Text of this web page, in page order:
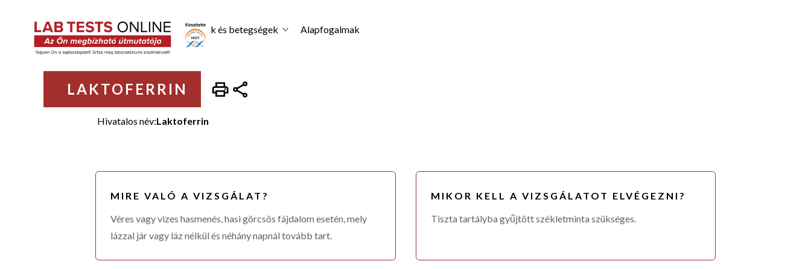
Laboratóriumi vizsgálatok Állapotok és betegségek Alapfogalmak
LAKTOFERRIN
Hivatalos név:Laktoferrin
MIRE VALÓ A VIZSGÁLAT?
Véres vagy vizes hasmenés, hasi görcsös fájdalom esetén, mely
lázzal jár vagy láz nélkül és néhány napnál tovább tart.
MIKOR KELL A VIZSGÁLATOT ELVÉGEZNI?
Tiszta tartályba gyűjtött székletminta szükséges.